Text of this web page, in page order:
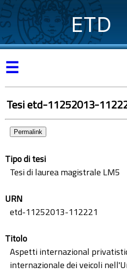
ETD
☰
Tesi etd-11252013-
Permalink
Tipo di tesi
Tesi di laurea magistrale LM5
URN
etd-11252013-112221
Titolo
Aspetti internazional
internazionale dei veicoli